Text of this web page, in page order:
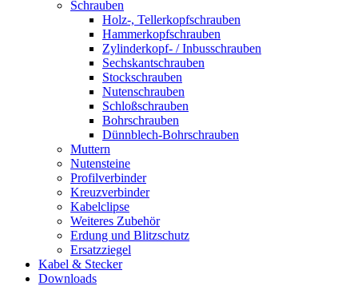
Schrauben
Holz-, Tellerkopfschrauben
Hammerkopfschrauben
Zylinderkopf- / Inbusschrauben
Sechskantschrauben
Stockschrauben
Nutenschrauben
Schloßschrauben
Bohrschrauben
Dünnblech-Bohrschrauben
Muttern
Nutensteine
Profilverbinder
Kreuzverbinder
Kabelclipse
Weiteres Zubehör
Erdung und Blitzschutz
Ersatzziegel
Kabel & Stecker
Downloads